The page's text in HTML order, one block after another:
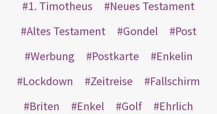
1. Timotheus
Neues Testament
Altes Testament
Gondel
Post
Werbung
Postkarte
Enkelin
Lockdown
Zeitreise
Fallschirm
Briten
Enkel Golf
Ehrlich